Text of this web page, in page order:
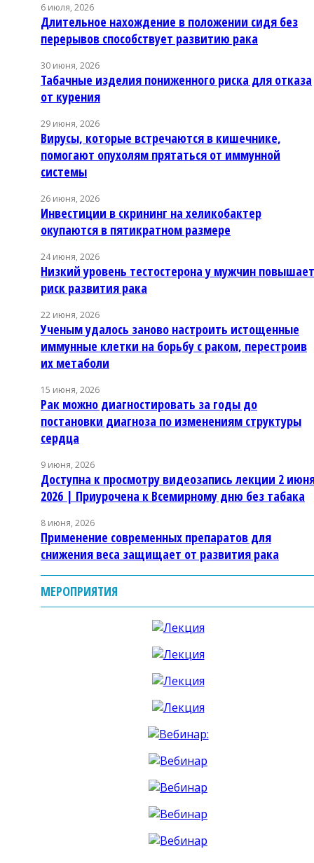
6 июля, 2026
Длительное нахождение в положении сидя без
перерывов способствует развитию рака
30 июня, 2026
Табачные изделия пониженного риска для отказа
от курения
29 июня, 2026
Вирусы, которые встречаются в кишечнике,
помогают опухолям прятаться от иммунной
системы
26 июня, 2026
Инвестиции в скрининг на хеликобактер
окупаются в пятикратном размере
24 июня, 2026
Низкий уровень тестостерона у мужчин повышает
риск развития рака
22 июня, 2026
Ученым удалось заново настроить истощенные
иммунные клетки на борьбу с раком, перестроив
их метаболи
15 июня, 2026
Рак можно диагностировать за годы до
постановки диагноза по изменениям структуры
сердца
9 июня, 2026
Доступна к просмотру видеозапись лекции 2
2026 | Приурочена к Всемирному дню без табака
8 июня, 2026
Применение современных препаратов для
снижения веса защищает от развития рака
МЕРОПРИЯТИЯ